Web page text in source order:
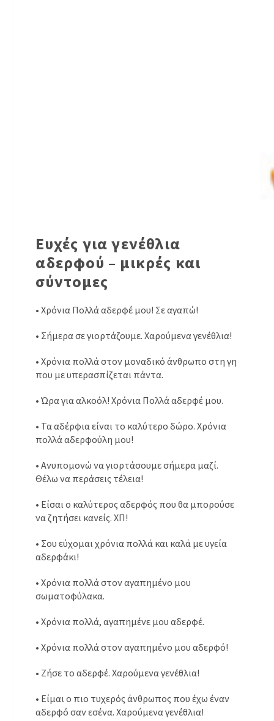
Ευχές για γενέθλια
αδερφού – μικρές και
σύντομες
• Χρόνια Πολλά αδερφέ μου! Σε αγαπώ!
• Σήμερα σε γιορτάζουμε. Χαρούμενα γενέθλια!
• Χρόνια πολλά στον μοναδικό άνθρωπο στη γη
που με υπερασπίζεται πάντα.
• Ώρα για αλκοόλ! Χρόνια Πολλά αδερφέ μου.
• Τα αδέρφια είναι το καλύτερο δώρο. Χρόνια
πολλά αδερφούλη μου!
• Ανυπομονώ να γιορτάσουμε σήμερα μαζί.
Θέλω να περάσεις τέλεια!
• Είσαι ο καλύτερος αδερφός που θα μπορούσε
να ζητήσει κανείς. ΧΠ!
• Σου εύχομαι χρόνια πολλά και καλά με υγεία
αδερφάκι!
• Χρόνια πολλά στον αγαπημένο μου
σωματοφύλακα.
• Χρόνια πολλά, αγαπημένε μου αδερφέ.
• Χρόνια πολλά στον αγαπημένο μου αδερφό!
• Ζήσε το αδερφέ. Χαρούμενα γενέθλια!
• Είμαι ο πιο τυχερός άνθρωπος που έχω έναν
αδερφό σαν εσένα. Χαρούμενα γενέθλια!